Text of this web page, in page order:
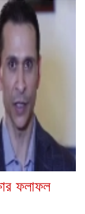
ফলাফল